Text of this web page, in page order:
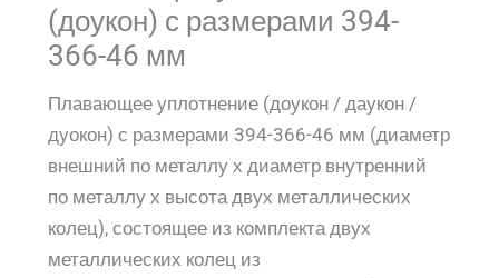
(доукон) с размерами 394-
366-46 мм
Плавающее уплотнение (доукон / даукон /
дуокон) с размерами 394-366-46 мм (диаметр
внешний по металлу х диаметр внутренний
по металлу х высота двух металлических
колец), состоящее из комплекта двух
металлических колец из